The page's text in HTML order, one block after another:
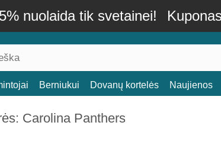
nuolaida tik svetainei!
Berniukui Dovanų kortelės Naujienos
Carolina Panthers